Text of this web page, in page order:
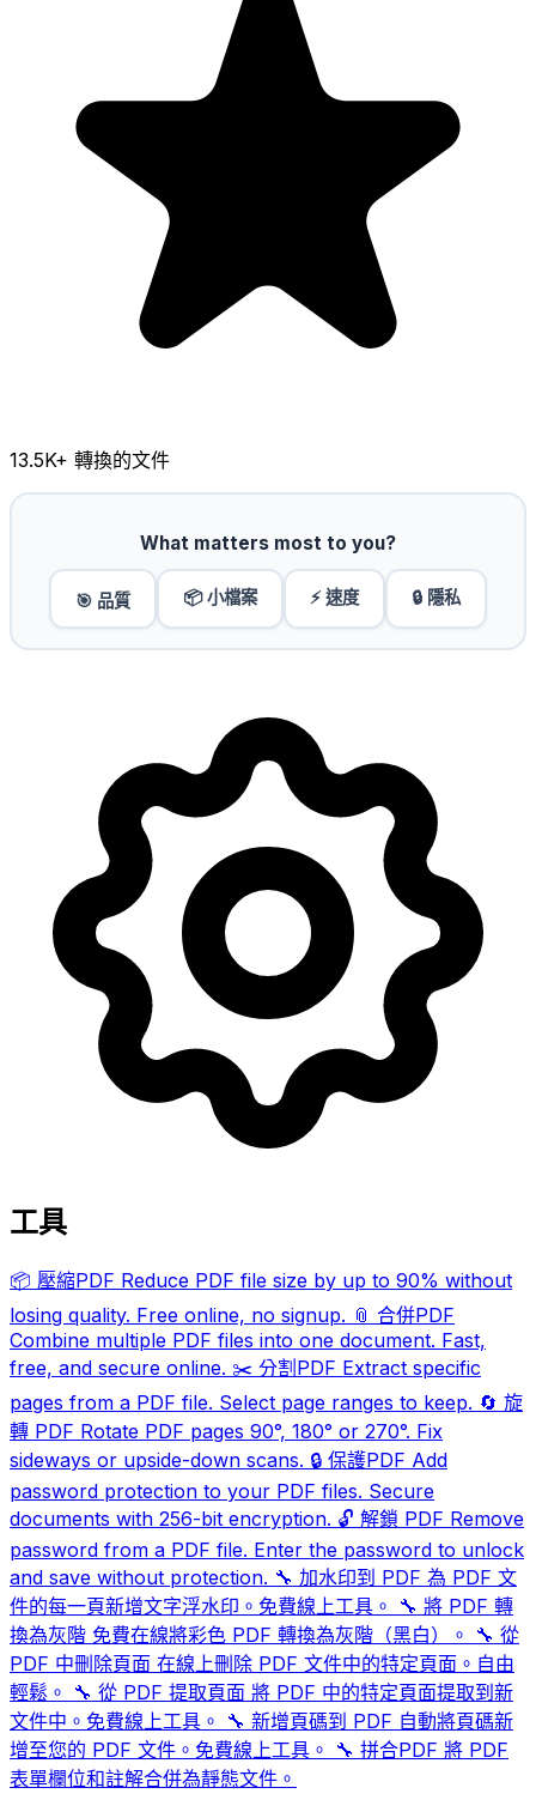
13.5K+ 轉換的文件
What matters most to you?
🎯 品質 📦 小檔案 ⚡ 速度 🔒 隱私
工具
📦 壓縮PDF Reduce PDF file size by up to 90% without
losing quality. Free online, no signup. 📎 合併PDF
Combine multiple PDF files into one document. Fast,
free, and secure online. ✂️ 分割PDF Extract specific
pages from a PDF file. Select page ranges to keep. 🔄 旋
轉 PDF Rotate PDF pages 90°, 180° or 270°. Fix
sideways or upside-down scans. 🔒 保護PDF Add
password protection to your PDF files. Secure
documents with 256-bit encryption. 🔓 解鎖 PDF Remove
password from a PDF file. Enter the password to unlock
and save without protection. 🔧 加水印到 PDF 為 PDF 文
件的每一頁新增文字浮水印。免費線上工具。 🔧 將 PDF 轉
換為灰階 免費在線將彩色 PDF 轉換為灰階（黑白）。 🔧 從
PDF 中刪除頁面 在線上刪除 PDF 文件中的特定頁面。自由
輕鬆。 🔧 從 PDF 提取頁面 將 PDF 中的特定頁面提取到新
文件中。免費線上工具。 🔧 新增頁碼到 PDF 自動將頁碼新
增至您的 PDF 文件。免費線上工具。 🔧 拼合PDF 將 PDF
表單欄位和註解合併為靜態文件。